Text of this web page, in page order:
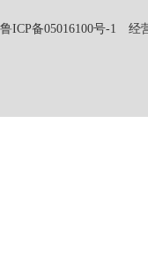
鲁ICP备05016100号-1 经